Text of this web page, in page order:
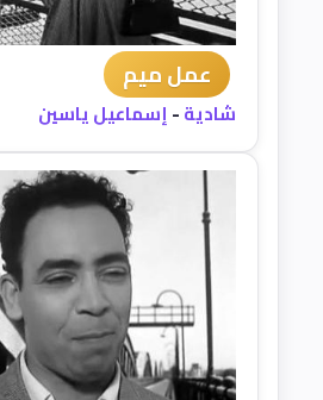
عمل ميم
شادية-إسماعيل ياسين